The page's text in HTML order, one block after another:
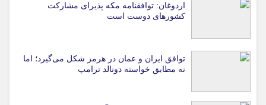
اردوغان: توافقنامه مکه پذیرای مشارکت
کشورهای دوست است
توافق ایران و عمان در هرمز شکل می‌گیرد؛ اما
نه مطابق خواسته دونالد ترامپ